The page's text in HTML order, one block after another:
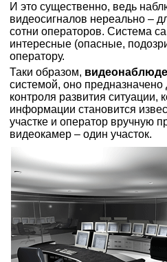
И это существенно, ведь
видеосигналов нереально –
сотни операторов. Система
интересные (опасные,
оператору.
Таки образом,
системой, оно
контроля развития ситуации,
информации становится
участке и оператор вручную
видеокамер – один участок.